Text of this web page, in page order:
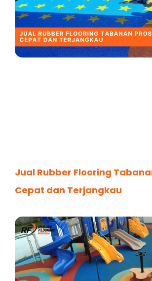
Jual Rubber Flooring
Cepat dan Terjangkau